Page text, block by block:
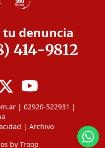
tu denuncia
414-9812
| 02920-522931 |
| Archivo
by Troop